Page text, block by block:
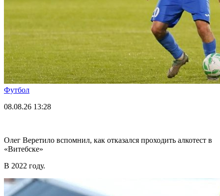
Футбол
08.08.26 13:28
Олег Веретило вспомнил, как отказался проходить алкотест в
«Витебске»
В 2022 году.